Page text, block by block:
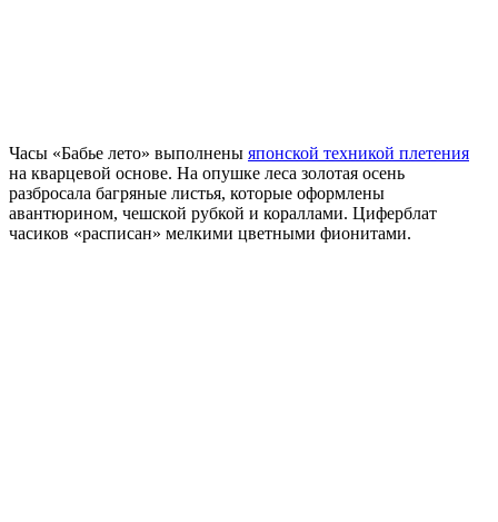
Часы «Бабье лето» выполнены японской техникой плетения
на кварцевой основе. На опушке леса золотая осень
разбросала багряные листья, которые оформлены
авантюрином, чешской рубкой и кораллами. Циферблат
часиков «расписан» мелкими цветными фионитами.